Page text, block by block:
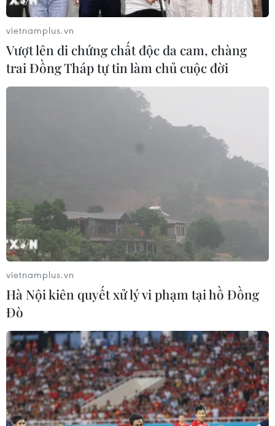
vietnamplus.vn
Vượt lên di chứng chất độc da cam, chàng
trai Đồng Tháp tự tin làm chủ cuộc đời
vietnamplus.vn
Hà Nội kiên quyết xử lý vi phạm tại hồ Đồng
Đò